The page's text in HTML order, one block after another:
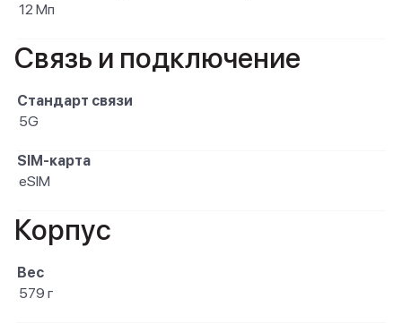
12 Мп
Связь и подключение
Стандарт связи
5G
SIM-карта
eSIM
Корпус
Вес
579 г